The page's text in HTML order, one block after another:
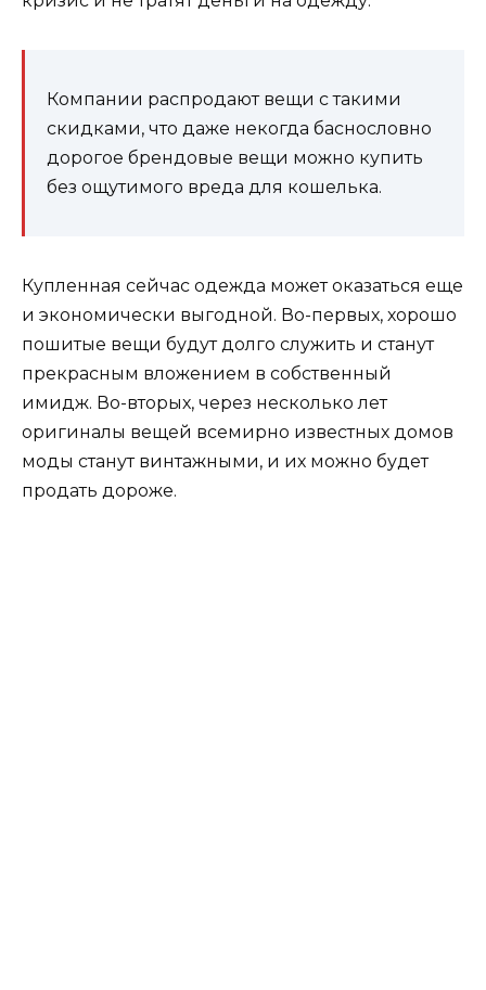
Компании распродают вещи с такими
скидками, что даже некогда баснословно
дорогое брендовые вещи можно купить
без ощутимого вреда для кошелька.
Купленная сейчас одежда может оказаться еще
и экономически выгодной. Во-первых, хорошо
пошитые вещи будут долго служить и станут
прекрасным вложением в собственный
имидж. Во-вторых, через несколько лет
оригиналы вещей всемирно известных домов
моды станут винтажными, и их можно будет
продать дороже.